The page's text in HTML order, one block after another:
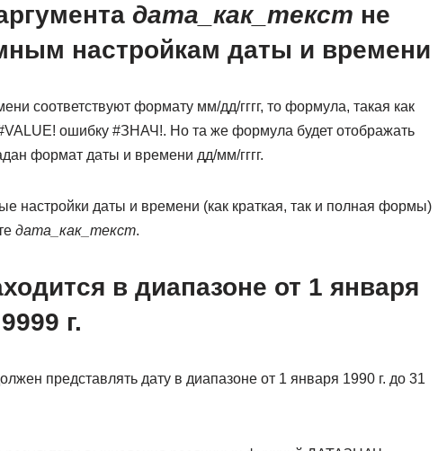
дата_как_текст не
настройкам даты и времени
соответствуют формату мм/дд/гггг, то формула, такая как
ошибку #ЗНАЧ!. Но та же формула будет отображать
формат даты и времени дд/мм/гггг.
настройки даты и времени (как краткая, так и полная формы)
дата_как_текст.
в диапазоне от 1 января
г.
представлять дату в диапазоне от 1 января 1990 г. до 31